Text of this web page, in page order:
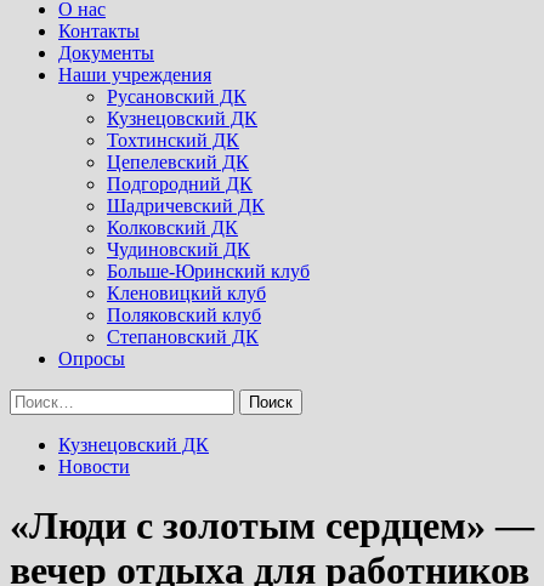
Menu
О нас
Контакты
Документы
Наши учреждения
Русановский ДК
Кузнецовский ДК
Тохтинский ДК
Цепелевский ДК
Подгородний ДК
Шадричевский ДК
Колковский ДК
Чудиновский ДК
Больше-Юринский клуб
Кленовицкий клуб
Поляковский клуб
Степановский ДК
Опросы
Найти:
Кузнецовский ДК
Новости
«Люди с золотым сердцем» —
вечер отдыха для работников